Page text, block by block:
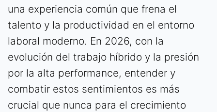
una experiencia común que frena el
talento y la productividad en el entorno
laboral moderno. En 2026, con la
evolución del trabajo híbrido y la presión
por la alta performance, entender y
combatir estos sentimientos es más
crucial que nunca para el crecimiento